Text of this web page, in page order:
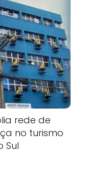
rede de
no turismo
Sul